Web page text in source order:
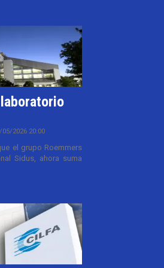
05/2026 20:00
el grupo Roemmers
Sidus, ahora suma